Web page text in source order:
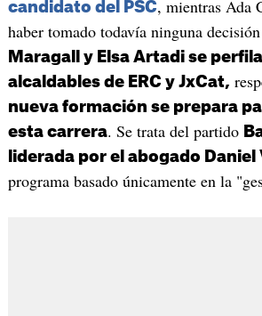
candidato del PSC, mientras Ada
haber tomado todavía ninguna
Maragall y Elsa Artadi se
alcaldables de ERC y JxCat,
nueva formación se prepara
esta carrera. Se trata del partido
liderada por el abogado Daniel
programa basado únicamente en la